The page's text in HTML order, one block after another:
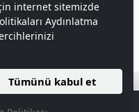
saklıdır.
ile Hazırlanmıştır.
internet sitemizde
Aydınlatma
Tümünü kabul et